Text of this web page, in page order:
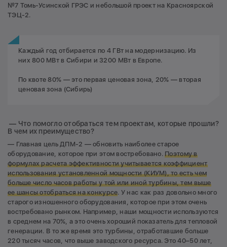
№7 Томь-Усинской ГРЭС и небольшой проект на Красноярской
ТЭЦ-2.
Каждый год отбирается по 4 ГВт на модернизацию. Из
них 800 МВт в Сибири и 3200 МВт в Европе.
По квоте 80% — это первая ценовая зона, 20% — вторая
ценовая зона (Сибирь)
— Что помогло отобраться тем проектам, которые прошли?
В чем их преимущество?
— Главная цель ДПМ-2 — обновить наиболее старое
оборудование, которое при этом востребовано.Поэтому в
формулах расчета эффективности учитывается коэффициент
использования установленной мощности (КИУМ), то есть чем
больше число часов работы у той или иной турбины, тем выше
ее шансы отобраться на конкурсе. У нас как раз довольно много
старого изношенного оборудования, которое при этом очень
востребовано рынком. Например, наши мощности используются
в среднем на 70%, а это очень хороший показатель для тепловой
генерации. В то же время это турбины, отработавшие больше
220 тысяч часов, что выше заводского ресурса. Это 40–50 лет,